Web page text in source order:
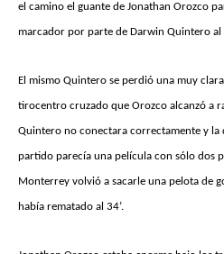
el camino el guante de Jonathan Orozco
marcador por parte de Darwin Quintero al
El mismo Quintero se perdió una muy
tirocentro cruzado que Orozco alcanzó a
Quintero no conectara correctamente y la
partido parecía una película con sólo dos
Monterrey volvió a sacarle una pelota de
había rematado al 34’.